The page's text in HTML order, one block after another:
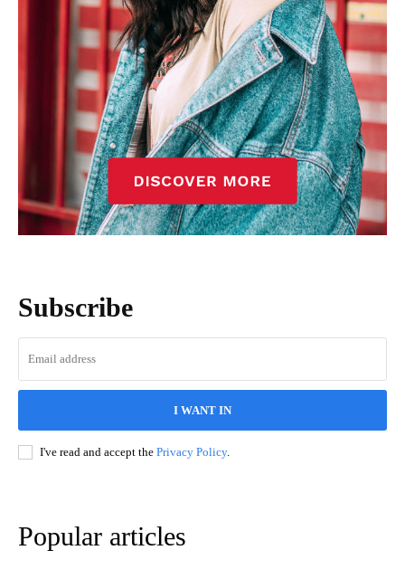
Subscribe
I WANT IN
I've read and accept the Privacy Policy.
Popular articles